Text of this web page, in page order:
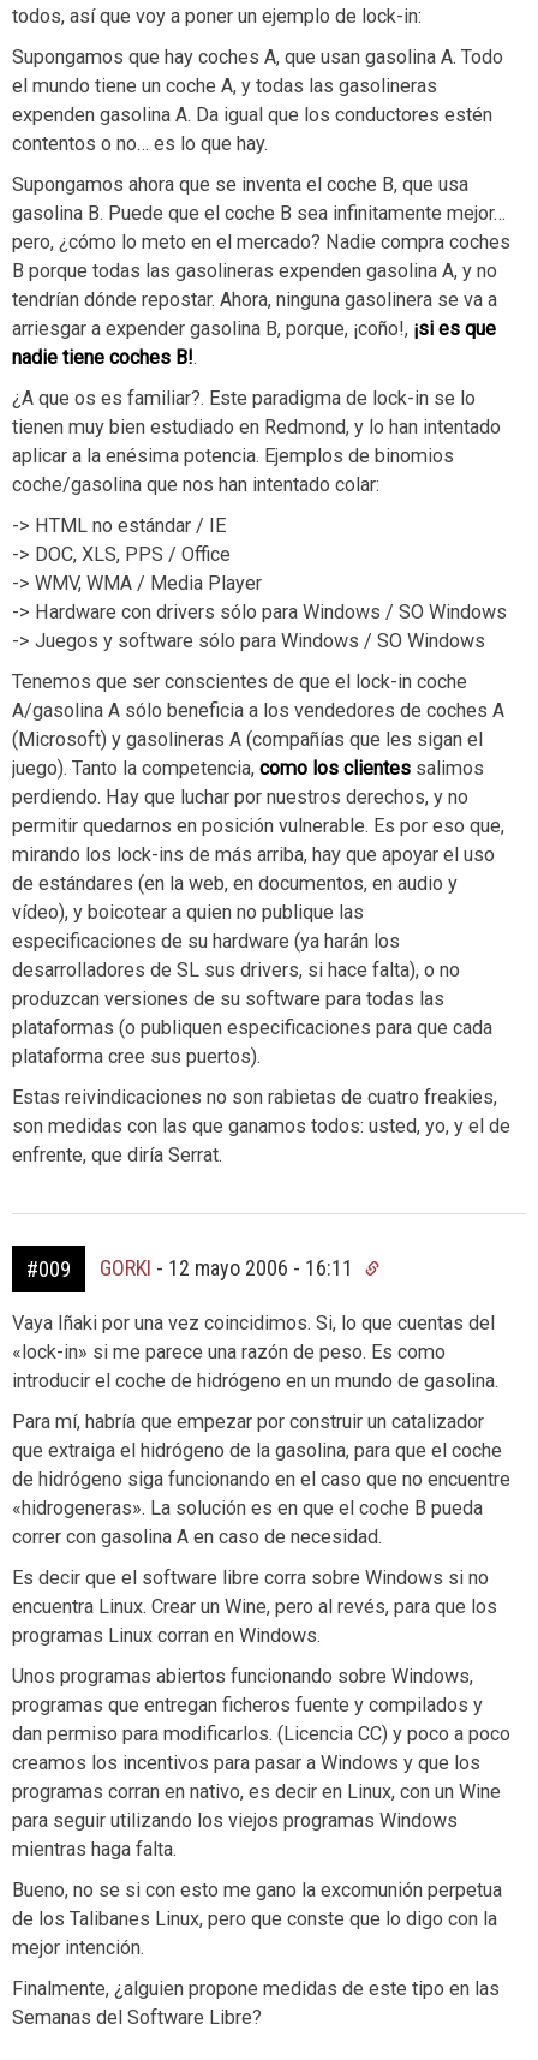
todos, así que voy a poner un ejemplo de lock-in:
Supongamos que hay coches A, que usan gasolina A. Todo
el mundo tiene un coche A, y todas las gasolineras
expenden gasolina A. Da igual que los conductores estén
contentos o no… es lo que hay.
Supongamos ahora que se inventa el coche B, que usa
gasolina B. Puede que el coche B sea infinitamente mejor…
pero, ¿cómo lo meto en el mercado? Nadie compra coches
B porque todas las gasolineras expenden gasolina A, y no
tendrían dónde repostar. Ahora, ninguna gasolinera se va a
arriesgar a expender gasolina B, porque, ¡coño!, ¡si es que
nadie tiene coches B!.
¿A que os es familiar?. Este paradigma de lock-in se lo
tienen muy bien estudiado en Redmond, y lo han intentado
aplicar a la enésima potencia. Ejemplos de binomios
coche/gasolina que nos han intentado colar:
-> HTML no estándar / IE
-> DOC, XLS, PPS / Office
-> WMV, WMA / Media Player
-> Hardware con drivers sólo para Windows / SO Windows
-> Juegos y software sólo para Windows / SO Windows
Tenemos que ser conscientes de que el lock-in coche
A/gasolina A sólo beneficia a los vendedores de coches A
(Microsoft) y gasolineras A (compañías que les sigan el
juego). Tanto la competencia, como los clientes salimos
perdiendo. Hay que luchar por nuestros derechos, y no
permitir quedarnos en posición vulnerable. Es por eso que,
mirando los lock-ins de más arriba, hay que apoyar el uso
de estándares (en la web, en documentos, en audio y
vídeo), y boicotear a quien no publique las
especificaciones de su hardware (ya harán los
desarrolladores de SL sus drivers, si hace falta), o no
produzcan versiones de su software para todas las
plataformas (o publiquen especificaciones para que cada
plataforma cree sus puertos).
Estas reivindicaciones no son rabietas de cuatro freakies,
son medidas con las que ganamos todos: usted, yo, y el de
enfrente, que diría Serrat.
#009 GORKI - 12 mayo 2006 - 16:11
Vaya Iñaki por una vez coincidimos. Si, lo que cuentas del
«lock-in» si me parece una razón de peso. Es como
introducir el coche de hidrógeno en un mundo de gasolina.
Para mí, habría que empezar por construir un catalizador
que extraiga el hidrógeno de la gasolina, para que el coche
de hidrógeno siga funcionando en el caso que no encuentre
«hidrogeneras». La solución es en que el coche B pueda
correr con gasolina A en caso de necesidad.
Es decir que el software libre corra sobre Windows si no
encuentra Linux. Crear un Wine, pero al revés, para que los
programas Linux corran en Windows.
Unos programas abiertos funcionando sobre Windows,
programas que entregan ficheros fuente y compilados y
dan permiso para modificarlos. (Licencia CC) y poco a poco
creamos los incentivos para pasar a Windows y que los
programas corran en nativo, es decir en Linux, con un Wine
para seguir utilizando los viejos programas Windows
mientras haga falta.
Bueno, no se si con esto me gano la excomunión perpetua
de los Talibanes Linux, pero que conste que lo digo con la
mejor intención.
Finalmente, ¿alguien propone medidas de este tipo en las
Semanas del Software Libre?